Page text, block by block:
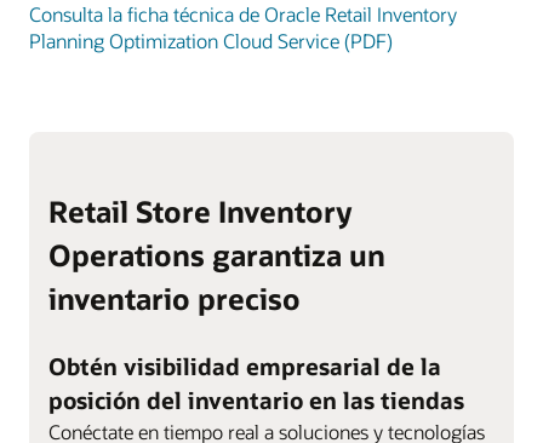
Consulta la ficha técnica de Oracle Retail Inventory
Planning Optimization Cloud Service (PDF)
Retail Store Inventory
Operations garantiza un
inventario preciso
Obtén visibilidad empresarial de la
posición del inventario en las tiendas
Conéctate en tiempo real a soluciones y tecnologías